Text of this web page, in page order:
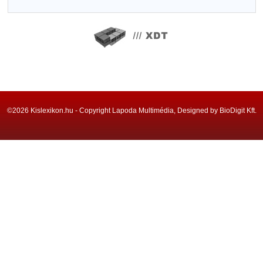
©2026 Kislexikon.hu - Copyright Lapoda Multimédia, Designed by BioDigit Kft.